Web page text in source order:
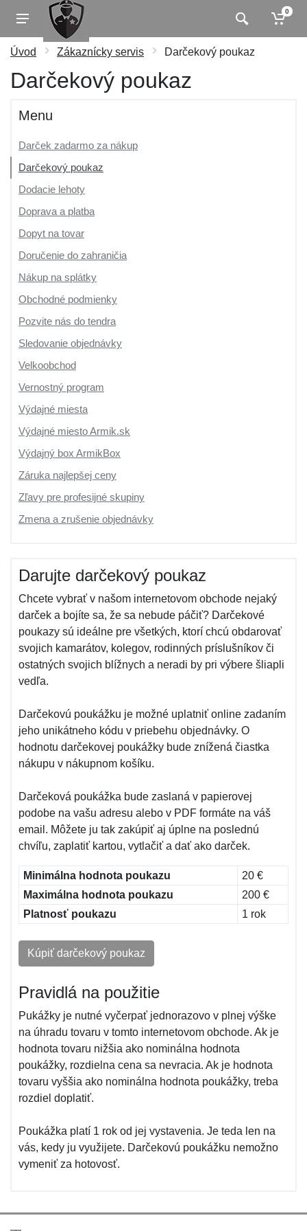
0
Úvod Zákaznícky servis Darčekový poukaz
Darčekový poukaz
Menu
Darček zadarmo za nákup
Darčekový poukaz
Dodacie lehoty
Doprava a platba
Dopyt na tovar
Doručenie do zahraničia
Nákup na splátky
Obchodné podmienky
Pozvite nás do tendra
Sledovanie objednávky
Velkoobchod
Vernostný program
Výdajné miesta
Výdajné miesto Armik.sk
Výdajný box ArmikBox
Záruka najlepšej ceny
Zľavy pre profesijné skupiny
Zmena a zrušenie objednávky
Darujte darčekový poukaz
Chcete vybrať v našom internetovom obchode nejaký
darček a bojíte sa, že sa nebude páčiť? Darčekové
poukazy sú ideálne pre všetkých, ktorí chcú obdarovať
svojich kamarátov, kolegov, rodinných príslušníkov či
ostatných svojich blížnych a neradi by pri výbere šliapli
vedľa.
Darčekovú poukážku je možné uplatniť online zadaním
jeho unikátneho kódu v priebehu objednávky. O
hodnotu darčekovej poukážky bude znížená čiastka
nákupu v nákupnom košíku.
Darčeková poukážka bude zaslaná v papierovej
podobe na vašu adresu alebo v PDF formáte na váš
email. Môžete ju tak zakúpiť aj úplne na poslednú
chvíľu, zaplatiť kartou, vytlačiť a dať ako darček.
Minimálna hodnota poukazu
20 €
Maximálna hodnota poukazu
200 €
Platnosť poukazu
1 rok
Kúpiť darčekový poukaz
Pravidlá na použitie
Pukážky je nutné vyčerpať jednorazovo v plnej výške
na úhradu tovaru v tomto internetovom obchode. Ak je
hodnota tovaru nižšia ako nominálna hodnota
poukážky, rozdielna cena sa nevracia. Ak je hodnota
tovaru vyššia ako nominálna hodnota poukážky, treba
rozdiel doplatiť.
Poukážka platí 1 rok od jej vystavenia. Je teda len na
vás, kedy ju využijete. Darčekovú poukážku nemožno
vymeniť za hotovosť.